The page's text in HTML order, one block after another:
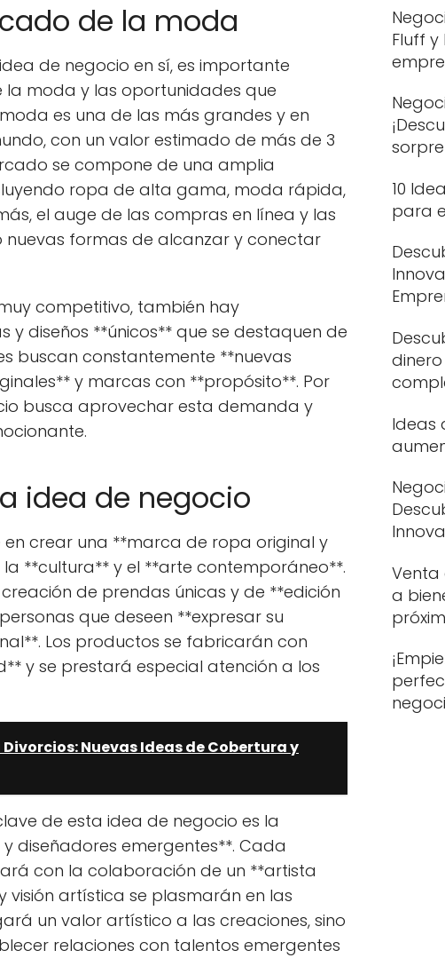
de la moda
de negocio en sí, es importante
moda y las oportunidades que
es una de las más grandes y en
con un valor estimado de más de 3
se compone de una amplia
ropa de alta gama, moda rápida,
el auge de las compras en línea y las
nuevas formas de alcanzar y conectar
competitivo, también hay
diseños **únicos** que se destaquen de
buscan constantemente **nuevas
y marcas con **propósito**. Por
busca aprovechar esta demanda y
idea de negocio
en crear una **marca de ropa original y
la **cultura** y el **arte contemporáneo**.
de prendas únicas y de **edición
que deseen **expresar su
Los productos se fabricarán con
y se prestará especial atención a los
Nuevas Ideas de Cobertura y
de esta idea de negocio es la
diseñadores emergentes**. Cada
con la colaboración de un **artista
artística se plasmarán en las
un valor artístico a las creaciones, sino
relaciones con talentos emergentes
Fluff
10
para
Ideas
Venta
a